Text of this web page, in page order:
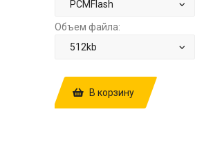
Объем файла:
В корзину